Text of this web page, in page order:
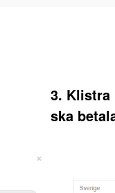
3. Klistra
ska